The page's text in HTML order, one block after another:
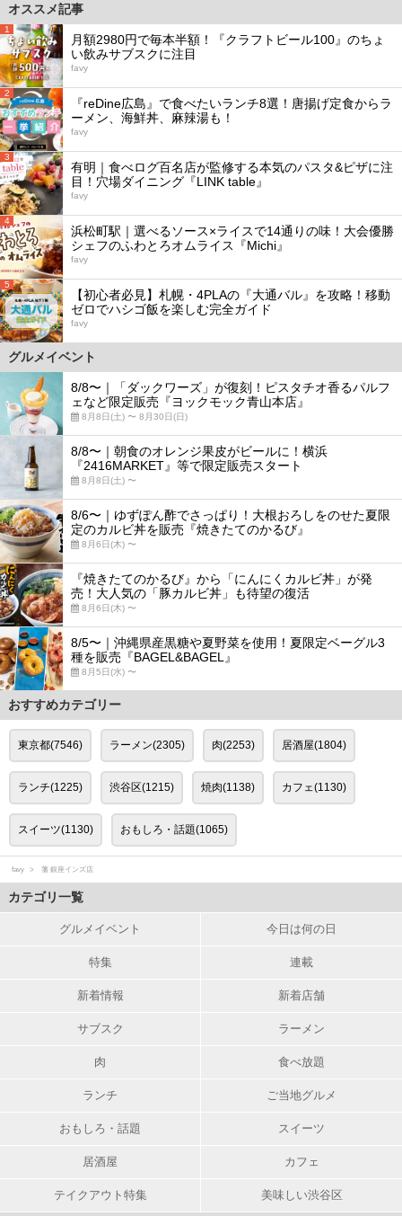
オススメ記事
1
月額2980円で毎本半額！『クラフトビール100』のちょ
い飲みサブスクに注目
favy
2
『reDine広島』で食べたいランチ8選！唐揚げ定食からラ
ーメン、海鮮丼、麻辣湯も！
favy
3
有明｜食べログ百名店が監修する本気のパスタ&ピザに注
目！穴場ダイニング『LINK table』
favy
4
浜松町駅｜選べるソース×ライスで14通りの味！大会優勝
シェフのふわとろオムライス『Michi』
favy
5
【初心者必見】札幌・4PLAの『大通バル』を攻略！移動
ゼロでハシゴ飯を楽しむ完全ガイド
favy
グルメイベント
8/8〜｜「ダックワーズ」が復刻！ピスタチオ香るパルフ
ェなど限定販売『ヨックモック青山本店』
8月8日(土) 〜 8月30日(日)
8/8〜｜朝食のオレンジ果皮がビールに！横浜
『2416MARKET』等で限定販売スタート
8月8日(土) 〜
8/6〜｜ゆずぽん酢でさっぱり！大根おろしをのせた夏限
定のカルビ丼を販売『焼きたてのかるび』
8月6日(木) 〜
『焼きたてのかるび』から「にんにくカルビ丼」が発
売！大人気の「豚カルビ丼」も待望の復活
8月6日(木) 〜
8/5〜｜沖縄県産黒糖や夏野菜を使用！夏限定ベーグル3
種を販売『BAGEL&BAGEL』
8月5日(水) 〜
おすすめカテゴリー
東京都(7546) ラーメン(2305) 肉(2253) 居酒屋(1804)
ランチ(1225) 渋谷区(1215) 焼肉(1138) カフェ(1130)
スイーツ(1130) おもしろ・話題(1065)
favy 藩 銀座インズ店
カテゴリ一覧
グルメイベント 今日は何の日
特集 連載
新着情報 新着店舗
サブスク ラーメン
肉 食べ放題
ランチ ご当地グルメ
おもしろ・話題 スイーツ
居酒屋 カフェ
テイクアウト特集 美味しい渋谷区